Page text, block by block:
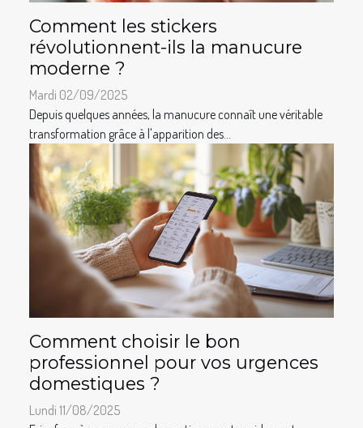
Comment les stickers
révolutionnent-ils la manucure
moderne ?
Mardi 02/09/2025
Depuis quelques années, la manucure connaît une véritable
transformation grâce à l'apparition des...
Comment choisir le bon
professionnel pour vos urgences
domestiques ?
Lundi 11/08/2025